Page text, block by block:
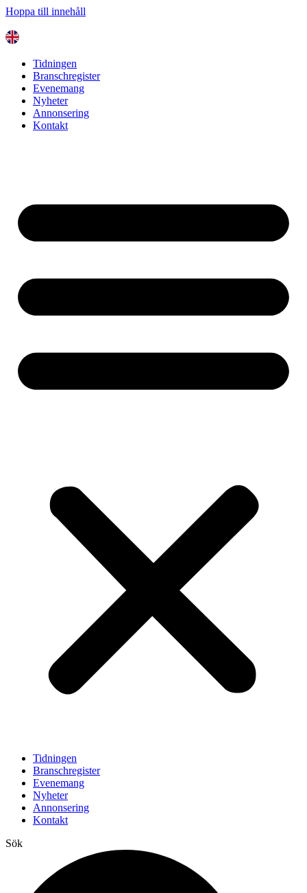
Hoppa till innehåll
Tidningen
Branschregister
Evenemang
Nyheter
Annonsering
Kontakt
Tidningen
Branschregister
Evenemang
Nyheter
Annonsering
Kontakt
Sök